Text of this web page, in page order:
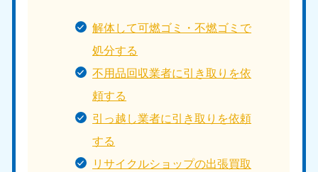
解体して可燃ゴミ・不燃ゴミで
処分する
不用品回収業者に引き取りを依
頼する
引っ越し業者に引き取りを依頼
する
リサイクルショップの出張買取